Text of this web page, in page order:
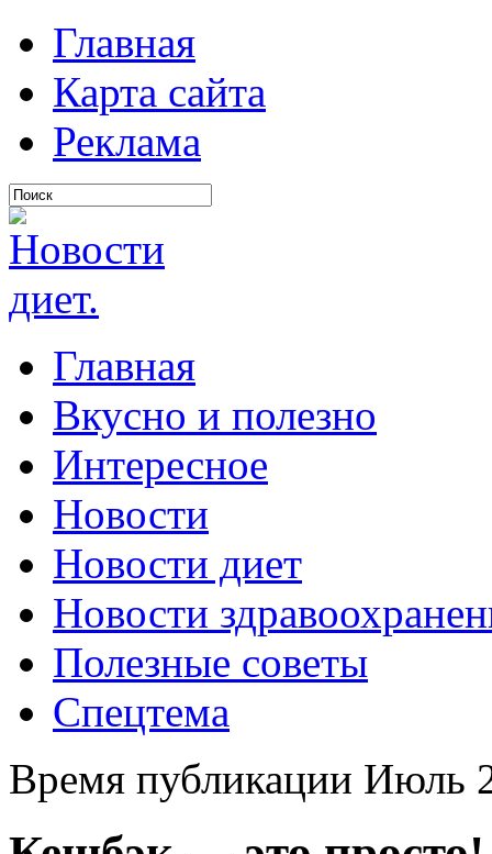
Главная
Карта сайта
Реклама
Главная
Вкусно и полезно
Интересное
Новости
Новости диет
Новости
Полезные советы
Спецтема
Время публикации Июль